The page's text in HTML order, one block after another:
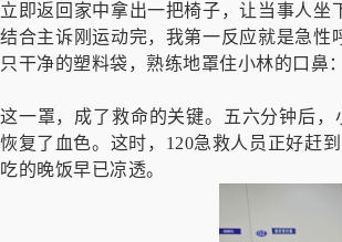
立即返回家中拿出一把椅子，让当事人
结合主诉刚运动完，我第一反应就是急性
只干净的塑料袋，熟练地罩住小林的口鼻
这一罩，成了救命的关键。五六分钟后
恢复了血色。这时，120急救人员正好赶
吃的晚饭早已凉透。